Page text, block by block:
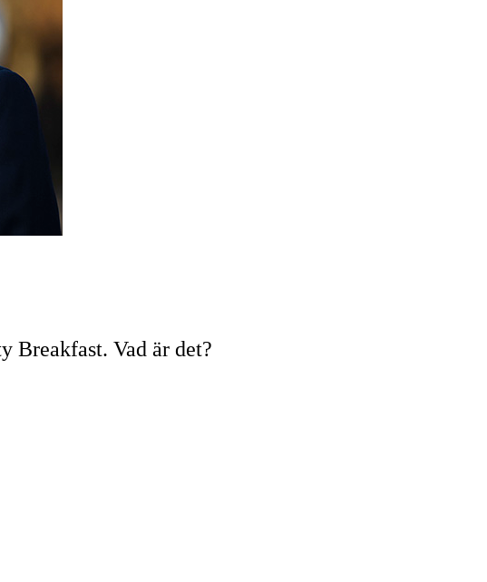
Breakfast. Vad är det?